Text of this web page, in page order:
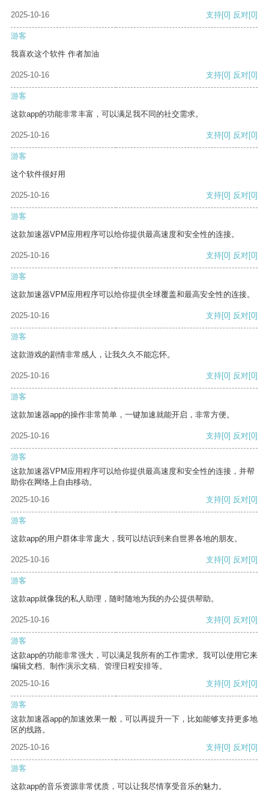
2025-10-16 支持[0] 反对[0]
游客
我喜欢这个软件 作者加油
2025-10-16 支持[0] 反对[0]
游客
这款app的功能非常丰富，可以满足我不同的社交需求。
2025-10-16 支持[0] 反对[0]
游客
这个软件很好用
2025-10-16 支持[0] 反对[0]
游客
这款加速器VPM应用程序可以给你提供最高速度和安全性的连接。
2025-10-16 支持[0] 反对[0]
游客
这款加速器VPM应用程序可以给你提供全球覆盖和最高安全性的连接。
2025-10-16 支持[0] 反对[0]
游客
这款游戏的剧情非常感人，让我久久不能忘怀。
2025-10-16 支持[0] 反对[0]
游客
这款加速器app的操作非常简单，一键加速就能开启，非常方便。
2025-10-16 支持[0] 反对[0]
游客
这款加速器VPM应用程序可以给你提供最高速度和安全性的连接，并帮
助你在网络上自由移动。
2025-10-16
支持[0] 反对[0]
游客
这款app的用户群体非常庞大，我可以结识到来自世界各地的朋友。
2025-10-16 支持[0] 反对[0]
游客
这款app就像我的私人助理，随时随地为我的办公提供帮助。
2025-10-16 支持[0] 反对[0]
游客
这款app的功能非常强大，可以满足我所有的工作需求。我可以使用它来
编辑文档、制作演示文稿、管理日程安排等。
2025-10-16
支持[0] 反对[0]
游客
这款加速器app的加速效果一般，可以再提升一下，比如能够支持更多地
区的线路。
2025-10-16
支持[0] 反对[0]
游客
这款app的音乐资源非常优质，可以让我尽情享受音乐的魅力。